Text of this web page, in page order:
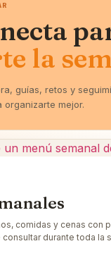
la
guías, retos y
mejor.
comidas y cenas con
durante toda la